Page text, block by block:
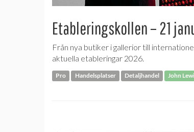
Etableringskollen – 21
Från nya butiker i gallerior till
aktuella etableringar 2026.
Pro Handelsplatser Detaljhandel John